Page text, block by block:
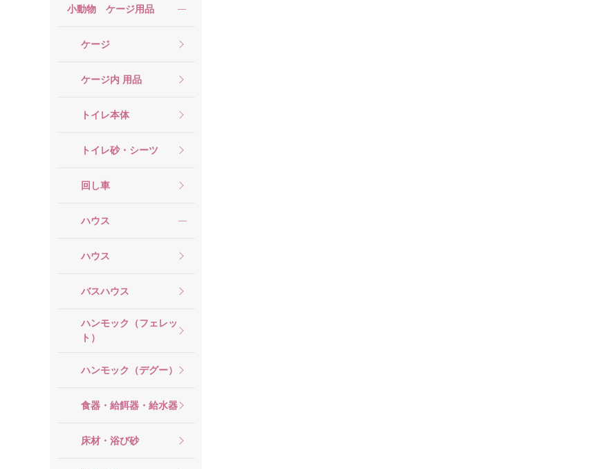
小動物 ケージ用品
ケージ
ケージ内 用品
トイレ本体
トイレ砂・シーツ
回し車
ハウス
ハウス
バスハウス
ハンモック（フェレッ
ト）
ハンモック（デグー）
食器・給餌器・給水器
床材・浴び砂